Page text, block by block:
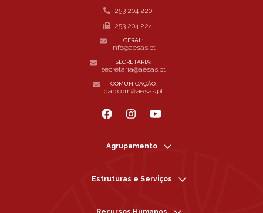
253 204 220
253 204 224
GERAL:
info@aesas.pt
SECRETARIA:
secretaria@aesas.pt
COMUNICAÇÃO:
gab.com@aesas.pt
Agrupamento
Estruturas e Serviços